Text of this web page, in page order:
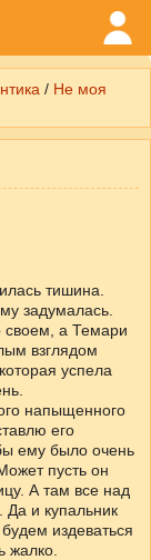
/ Не моя
тишина.
задумалась.
своем, а Темари
взглядом
успела
напыщенного
его
ему было очень
пусть он
А там все над
и купальник
издеваться
жалко.